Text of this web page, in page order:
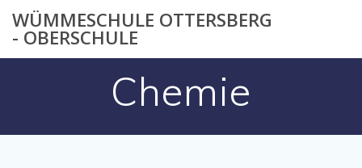
Inhalt
WÜMMESCHULE OTTERSBERG
- OBERSCHULE
Chemie